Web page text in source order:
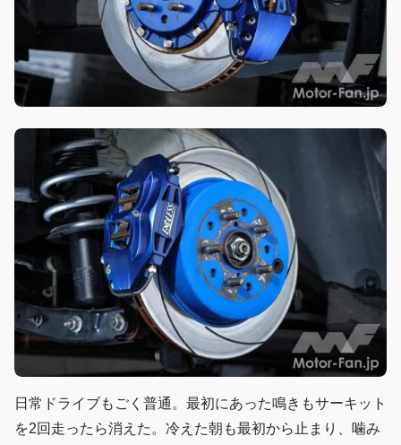
日常ドライブもごく普通。最初にあった鳴きもサーキット
を2回走ったら消えた。冷えた朝も最初から止まり、噛み